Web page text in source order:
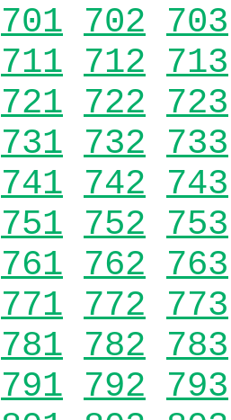
701 702 703
711 712 713
721 722 723
731 732 733
741 742 743
751 752 753
761 762 763
771 772 773
781 782 783
791 792 793